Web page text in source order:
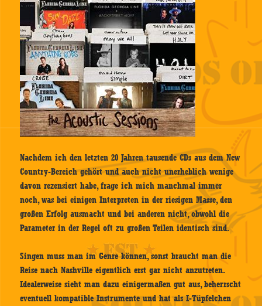
Nachdem ich den letzten 20 Jahren tausende CDs aus dem New
Country-Bereich gehört und auch nicht unerheblich wenige
davon rezensiert habe, frage ich mich manchmal immer
noch, was bei einigen Interpreten in der riesigen Masse, den
großen Erfolg ausmacht und bei anderen nicht, obwohl die
Parameter in der Regel oft zu großen Teilen identisch sind.
Singen muss man im Genre können, sonst braucht man die
Reise nach Nashville eigentlich erst gar nicht anzutreten.
Idealerweise sieht man dazu einigermaßen gut aus, beherrscht
eventuell kompatible Instrumente und hat als I-Tüpfelchen